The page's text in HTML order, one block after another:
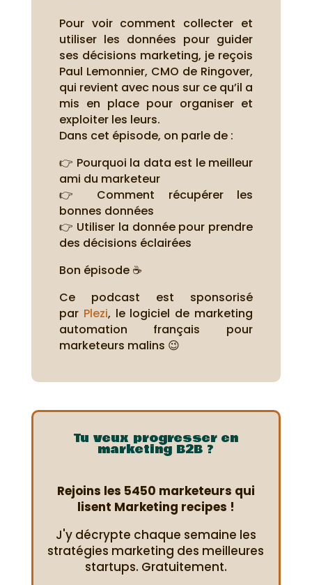
Pour voir comment collecter et
utiliser les données pour guider
ses décisions marketing, je reçois
Paul Lemonnier, CMO de Ringover,
qui revient avec nous sur ce qu’il a
mis en place pour organiser et
exploiter les leurs.
Dans cet épisode, on parle de :
👉 Pourquoi la data est le meilleur
ami du marketeur
👉 Comment récupérer les
bonnes données
👉 Utiliser la donnée pour prendre
des décisions éclairées
Bon épisode ☕
Ce podcast est sponsorisé
par Plezi, le logiciel de marketing
automation français pour
marketeurs malins 😉
Tu veux progresser en
marketing B2B ?
Rejoins les 5450 marketeurs qui
lisent Marketing recipes !
J'y décrypte chaque semaine les
stratégies marketing des meilleures
startups. Gratuitement.